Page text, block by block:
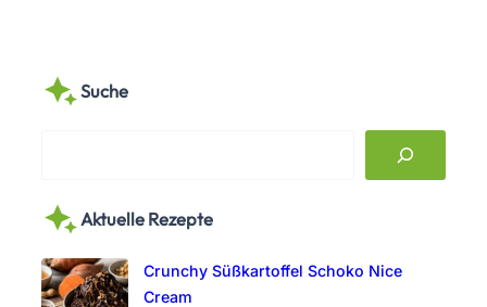
Suche
r
h
Aktuelle Rezepte
Crunchy Süßkartoffel Schoko Nice
Cream